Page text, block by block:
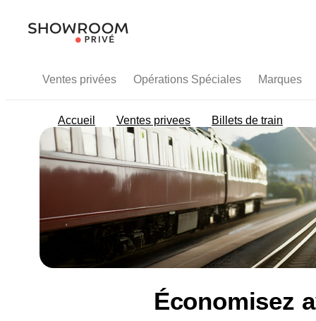
Ventes privées Opérations Spéciales Marques
Accueil Ventes privees Billets de train
Économisez